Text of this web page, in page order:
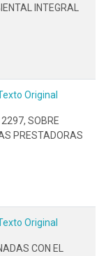
INTEGRAL
Original
SOBRE
PRESTADORAS
Original
CON EL